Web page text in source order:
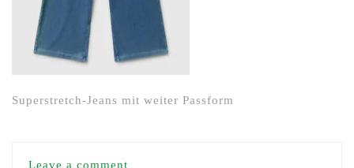
Superstretch-Jeans mit weiter Passform
Leave a comment